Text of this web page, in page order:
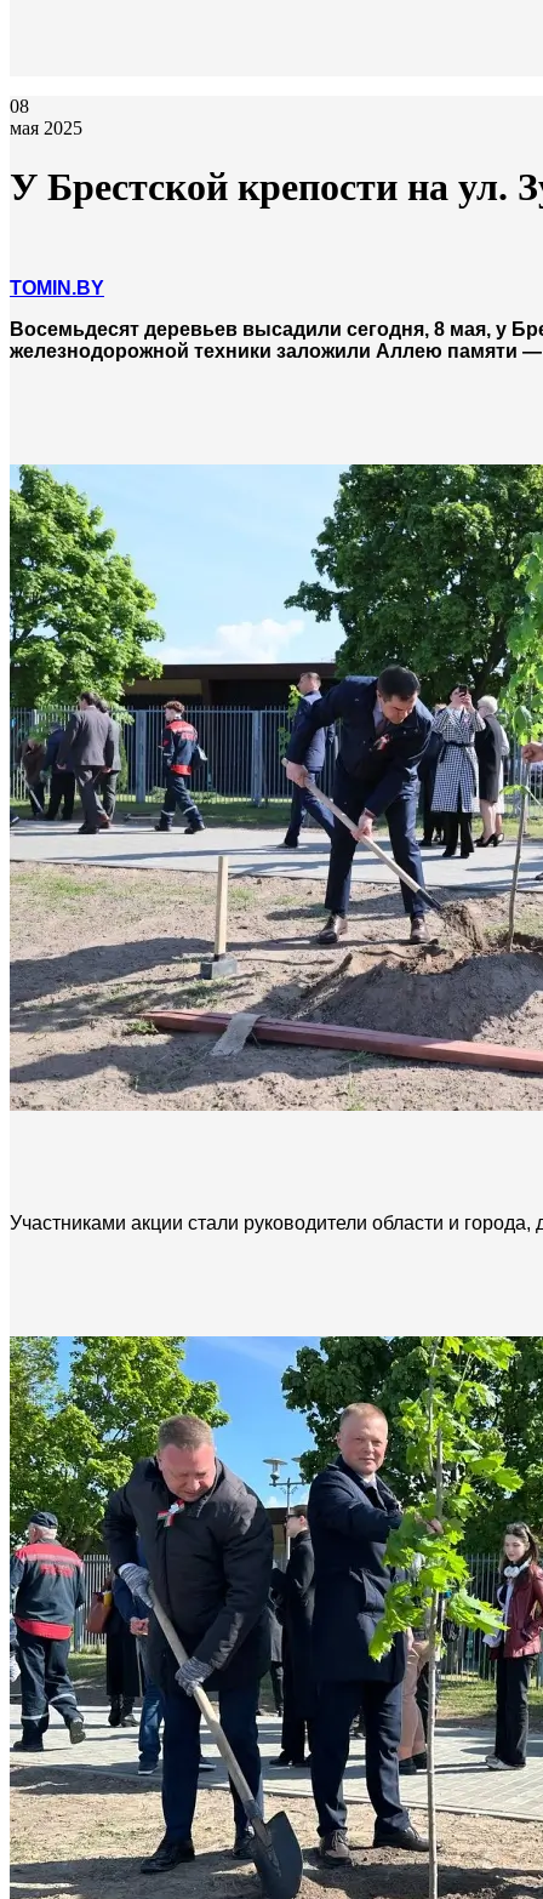
08
мая 2025
У Брестской крепости на ул.
TOMIN.BY
Восемьдесят деревьев высадили сегодня, 8 мая, у
железнодорожной техники заложили Аллею памяти
Участниками акции стали руководители области и города,